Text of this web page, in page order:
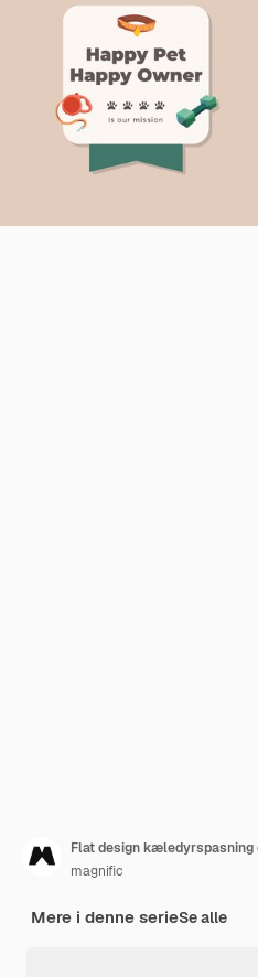
Flat design
magnific
Mere i denne serieSe alle